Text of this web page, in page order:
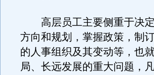
高层员工主要侧重于决定
方向和规划，掌握政策，制
的人事组织及其变动等，也
局、长远发展的重大问题，